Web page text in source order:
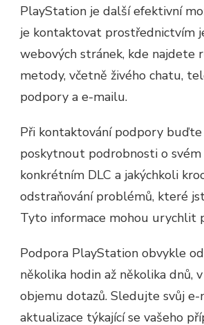
PlayStation je další efektivní
je kontaktovat prostřednictvím
webových stránek, kde najdete
metody, včetně živého chatu,
podpory a e-mailu.
Při kontaktování podpory
poskytnout podrobnosti o
konkrétním DLC a jakýchkoli
odstraňování problémů, které
Tyto informace mohou urychlit
Podpora PlayStation obvykle
několika hodin až několika dnů,
objemu dotazů. Sledujte svůj
aktualizace týkající se vašeho